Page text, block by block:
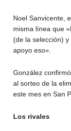
Noel Sanvicente,
misma línea que
(de la selección)
apoyo eso».
González
al sorteo de la
este mes en San
Los rivales